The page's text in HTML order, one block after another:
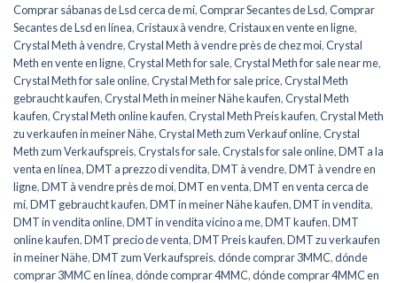
Comprar sábanas de Lsd cerca de mí,Comprar Secantes de Lsd,Comprar
Secantes de Lsd en línea,Cristaux à vendre,Cristaux en vente en ligne,
Crystal Meth à vendre,Crystal Meth à vendre près de chez moi,Crystal
Meth en vente en ligne,Crystal Meth for sale,Crystal Meth for sale near me,
Crystal Meth for sale online,Crystal Meth for sale price,Crystal Meth
gebraucht kaufen,Crystal Meth in meiner Nähe kaufen,Crystal Meth
kaufen,Crystal Meth online kaufen,Crystal Meth Preis kaufen,Crystal Meth
zu verkaufen in meiner Nähe,Crystal Meth zum Verkauf online,Crystal
Meth zum Verkaufspreis,Crystals for sale,Crystals for sale online,DMT a la
venta en línea,DMT a prezzo di vendita,DMT à vendre,DMT à vendre en
ligne,DMT à vendre près de moi,DMT en venta,DMT en venta cerca de
mí,DMT gebraucht kaufen,DMT in meiner Nähe kaufen,DMT in vendita,
DMT in vendita online,DMT in vendita vicino a me,DMT kaufen,DMT
online kaufen,DMT precio de venta,DMT Preis kaufen,DMT zu verkaufen
in meiner Nähe,DMT zum Verkaufspreis,dónde comprar 3MMC,dónde
comprar 3MMC en línea,dónde comprar 4MMC,dónde comprar 4MMC en